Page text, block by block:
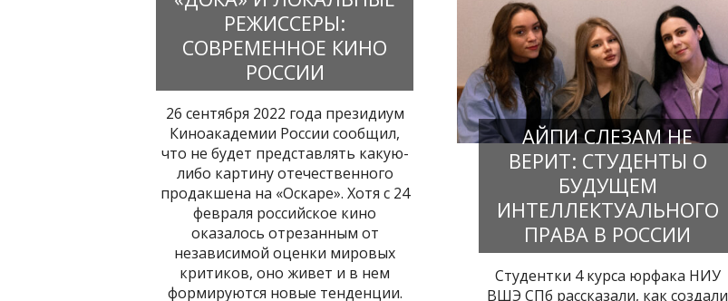
РЕЖИССЕРЫ:
СОВРЕМЕННОЕ КИНО
РОССИИ
26 сентября 2022 года президиум
Киноакадемии России сообщил,
что не будет представлять какую-
либо картину отечественного
продакшена на «Оскаре». Хотя с 24
февраля российское кино
оказалось отрезанным от
независимой оценки мировых
критиков, оно живет и в нем
формируются новые тенденции.
АЙПИ СЛЕЗАМ НЕ
ВЕРИТ: СТУДЕНТЫ О
БУДУЩЕМ
ИНТЕЛЛЕКТУАЛЬНОГО
ПРАВА В РОССИИ
Студентки 4 курса юрфака НИУ
ВШЭ СПб рассказали, как создали